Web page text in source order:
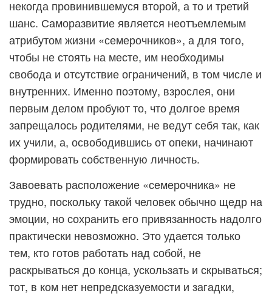
некогда провинившемуся второй, а то и третий
шанс. Саморазвитие является неотъемлемым
атрибутом жизни «семерочников», а для того,
чтобы не стоять на месте, им необходимы
свобода и отсутствие ограничений, в том числе и
внутренних. Именно поэтому, взрослея, они
первым делом пробуют то, что долгое время
запрещалось родителями, не ведут себя так, как
их учили, а, освободившись от опеки, начинают
формировать собственную личность.
Завоевать расположение «семерочника» не
трудно, поскольку такой человек обычно щедр на
эмоции, но сохранить его привязанность надолго
практически невозможно. Это удается только
тем, кто готов работать над собой, не
раскрываться до конца, ускользать и скрываться;
тот, в ком нет непредсказуемости и загадки,